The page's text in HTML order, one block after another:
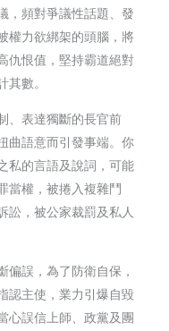
，頻對爭議性話題、發
權力欲綁架的頭腦，將
仇恨值，堅持霸道絕對
數。
、表達獨斷的長官前
曲語意而引發事端。你
私的言語及說詞，可能
當權，被捲入複雜鬥
訟，被公家裁罰及私人
偏誤，為了防衛自保，
認主使，業力引爆自毀
心誤信上師、政黨及團